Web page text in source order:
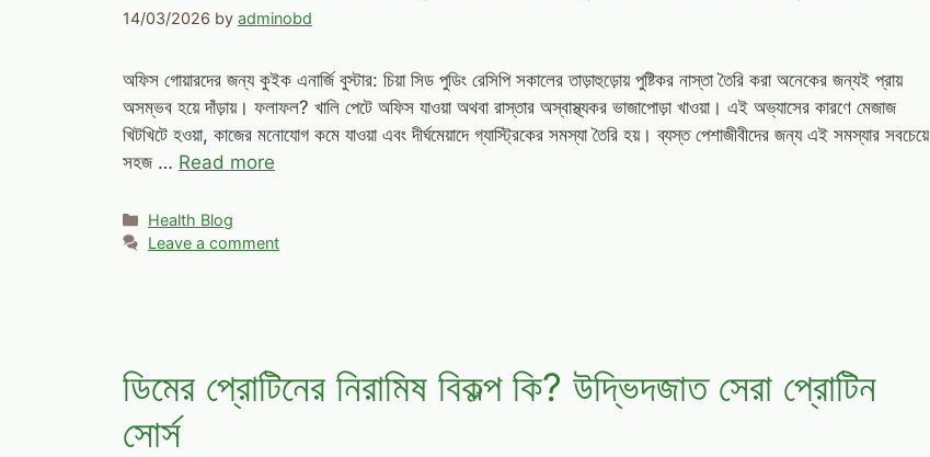
14/03/2026 by adminobd
অফিস গোয়ারদের জন্য কুইক এনার্জি বুস্টার: চিয়া সিড পুডিং রেসিপি সকালের তাড়াহুড়োয় পুষ্টিকর নাস্তা তৈরি করা অনেকের জন্যই প্রায়
অসম্ভব হয়ে দাঁড়ায়। ফলাফল? খালি পেটে অফিস যাওয়া অথবা রাস্তার অস্বাস্থ্যকর ভাজাপোড়া খাওয়া। এই অভ্যাসের কারণে মেজাজ
খিটখিটে হওয়া, কাজের মনোযোগ কমে যাওয়া এবং দীর্ঘমেয়াদে গ্যাস্ট্রিকের সমস্যা তৈরি হয়। ব্যস্ত পেশাজীবীদের জন্য এই সমস্যার সবচেয়ে
সহজ … Read more
Categories
Health Blog
Leave a comment
ডিমের প্রোটিনের নিরামিষ বিকল্প কি? উদ্ভিদজাত সেরা প্রোটিন
সোর্স